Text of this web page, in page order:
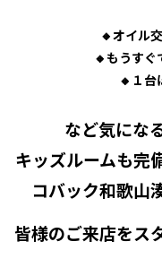
🔸オイル
🔸もうすぐ
🔸１台
など気にな
キッズルームも完
コバック和歌山
皆様のご来店をス